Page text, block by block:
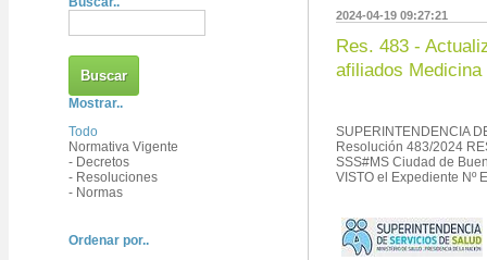
Mostrar..
Todo
Normativa Vigente
- Decretos
- Resoluciones
- Normas
Ordenar por..
2024-04-19 09:27:21
Res. 483 -
afiliados Medicina
SUPERINTENDENCIA
Resolución 483/2024
SSS#MS Ciudad de
VISTO el Expediente Nº